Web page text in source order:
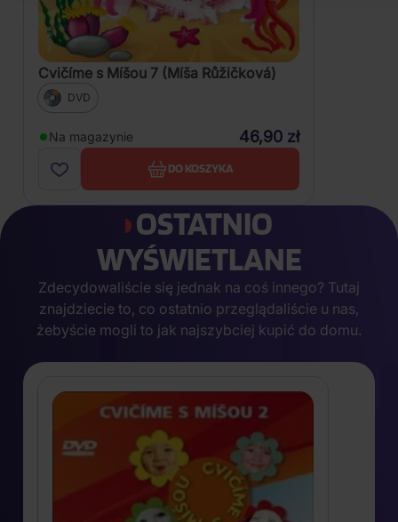
Cvičíme s Míšou 7 (Míša Růžičková)
DVD
Na magazynie 46,90 zł
DO KOSZYKA
OSTATNIO
WYŚWIETLANE
Zdecydowaliście się jednak na coś innego? Tutaj
znajdziecie to, co ostatnio przeglądaliście u nas,
żebyście mogli to jak najszybciej kupić do domu.